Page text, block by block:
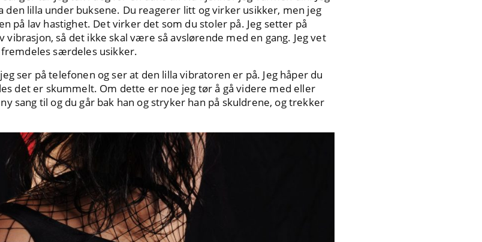
den lilla under buksene. Du reagerer litt og virker usikker, men jeg
på lav hastighet. Det virker det som du stoler på. Jeg setter på
så det ikke skal være så avslørende med en gang. Jeg vet
særdeles usikker.
ser på telefonen og ser at den lilla vibratoren er på. Jeg håper du
det er skummelt. Om dette er noe jeg tør å gå videre med eller
sang til og du går bak han og stryker han på skuldrene, og trekker